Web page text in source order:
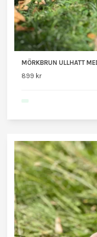
MÖRKBRUN ULLHATT
899 kr